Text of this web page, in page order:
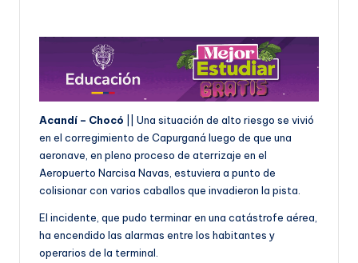
Acandí – Chocó || Una situación de alto riesgo se vivió
en el corregimiento de Capurganá luego de que una
aeronave, en pleno proceso de aterrizaje en el
Aeropuerto Narcisa Navas, estuviera a punto de
colisionar con varios caballos que invadieron la pista.
El incidente, que pudo terminar en una catástrofe aérea,
ha encendido las alarmas entre los habitantes y
operarios de la terminal.